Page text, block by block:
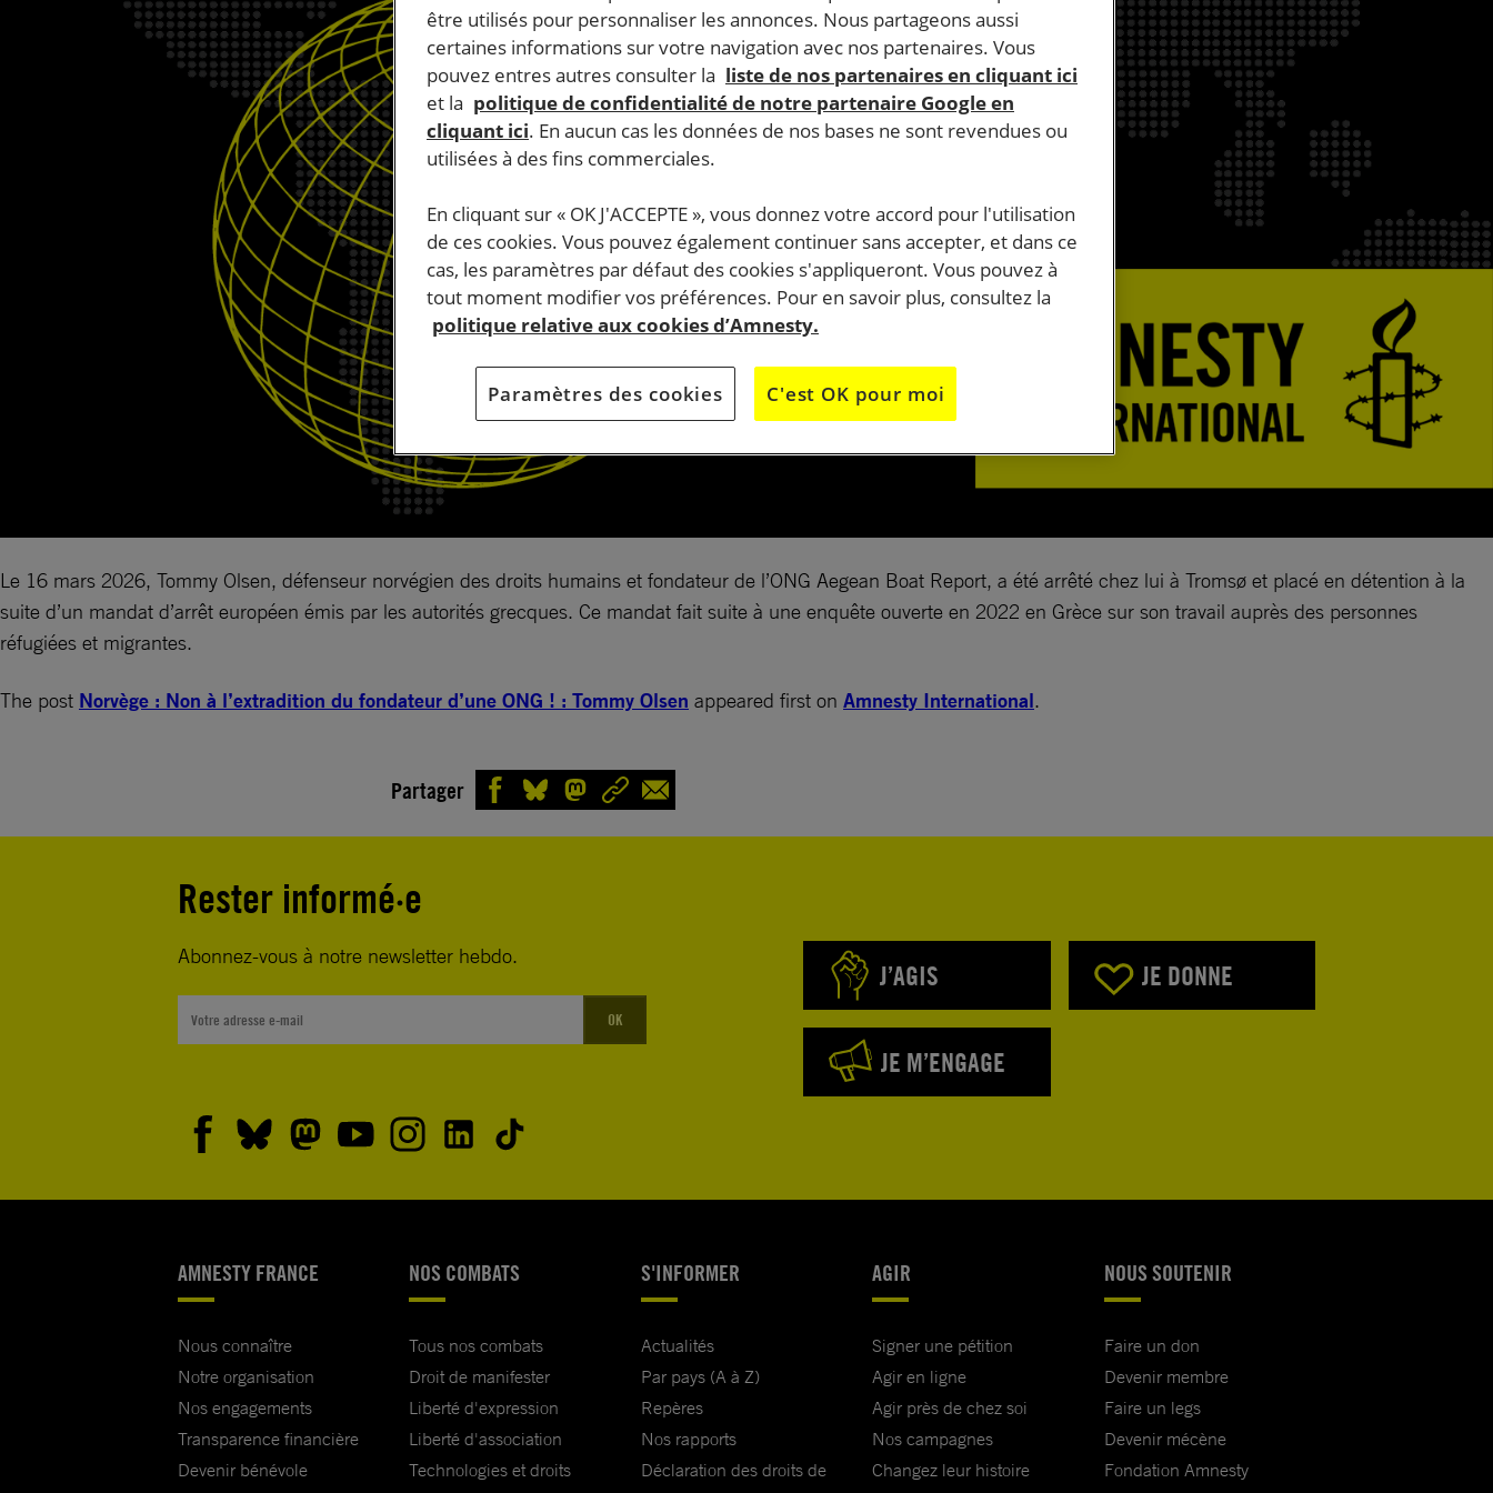
Le 16 mars 2026, Tommy Olsen, défenseur norvégien des droits humains et fondateur de l’ONG Aegean Boat Report, a été arrêté chez lui à Tromsø et placé en détention à la
suite d’un mandat d’arrêt européen émis par les autorités grecques. Ce mandat fait suite à une enquête ouverte en 2022 en Grèce sur son travail auprès des personnes
réfugiées et migrantes.
The post Norvège : Non à l’extradition du fondateur d’une ONG ! : Tommy Olsen appeared first on Amnesty International.
Partager
Rester informé·e
Abonnez-vous à notre newsletter hebdo.
OK
J’AGIS JE DONNE
JE M’ENGAGE
AMNESTY FRANCE
Nous connaître
Notre organisation
Nos engagements
Transparence financière
Devenir bénévole
NOS COMBATS
Tous nos combats
Droit de manifester
Liberté d'expression
Liberté d'association
Technologies et droits
S'INFORMER
Actualités
Par pays (A à Z)
Repères
Nos rapports
Déclaration des droits de
AGIR
Signer une pétition
Agir en ligne
Agir près de chez soi
Nos campagnes
Changez leur histoire
NOUS SOUTENIR
Faire un don
Devenir membre
Faire un legs
Devenir mécène
Fondation Amnesty
être utilisés pour personnaliser les annonces. Nous partageons aussi
certaines informations sur votre navigation avec nos partenaires. Vous
pouvez entres autres consulter la liste de nos partenaires en cliquant ici
et la politique de confidentialité de notre partenaire Google en
cliquant ici. En aucun cas les données de nos bases ne sont revendues ou
utilisées à des fins commerciales.
En cliquant sur « OK J'ACCEPTE », vous donnez votre accord pour l'utilisation
de ces cookies. Vous pouvez également continuer sans accepter, et dans ce
cas, les paramètres par défaut des cookies s'appliqueront. Vous pouvez à
tout moment modifier vos préférences. Pour en savoir plus, consultez la
politique relative aux cookies d’Amnesty.
Paramètres des cookies C'est OK pour moi